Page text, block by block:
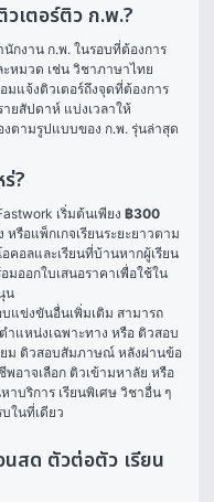
วเตอร์ติว ก.พ.?
กงาน ก.พ. ในรอบที่ต้องการ
หมวด เช่น วิชาภาษาไทย
แจ้งติวเตอร์ถึงจุดที่ต้องการ
ยสัปดาห์ แบ่งเวลาให้
ตามรูปแบบของ ก.พ. รุ่นล่าสุด
?
เริ่มต้นเพียง ฿300
รือแพ็กเกจเรียนระยะยาวตาม
คอลและเรียนที่บ้านหากผู้เรียน
ออกใบเสนอราคาเพื่อใช้ใน
น
แข่งขันอื่นเพิ่มเติม สามารถ
ำแหน่งเฉพาะทาง หรือ ติวสอบ
ม ติวสอบสัมภาษณ์ หลังผ่านข้อ
พอาจเลือก ติวเข้ามหาลัย
าบริการ เรียนพิเศษ วิชาอื่น ๆ
ในที่เดียว
สด ตัวต่อตัว เรียน